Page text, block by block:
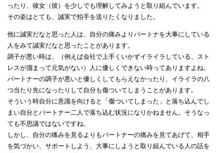
ったり、彼女（彼）を少しでも理解してみようと取り組んでいます。
その姿はとても、誠実で拍手を送りたくなりました。
他に誠実だなと思った人は、自分の痛みよりパートナを大事にしている
人をみて誠実だなと思ったことがあります。
調子が悪い時は、（例えば会社で上手くいかずイライラしている、スト
レスが溜まって元気がない）人に優しくできない時ってありますよね。
パートナーの調子が悪いと優しくしてもらえなかったり、イライラの八
つ当たり先になったりして自分も傷ついてしまうことがあります。
そういう時自分に意識を向けると「傷ついてしまった」と落ち込んでし
まい自分とパートナー二人で落ち込む状況になりかねません。そうなっ
ても不思議ではないですね。
しかし、自分の痛みを見るよりもパートナーの痛みを見てあげて、相手
を気づかい、サポートしよう、大事にしようと取り組んでいる人の話を